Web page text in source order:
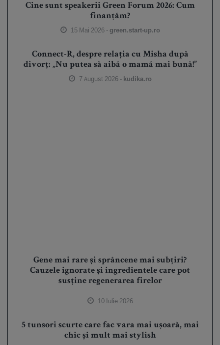
Cine sunt speakerii Green Forum 2026: Cum
finanțăm?
15 Mai 2026 - green.start-up.ro
Connect-R, despre relația cu Misha după
divorț: „Nu putea să aibă o mamă mai bună!”
7 August 2026 - kudika.ro
Gene mai rare și sprâncene mai subțiri?
Cauzele ignorate și ingredientele care pot
susține regenerarea firelor
10 Iulie 2026
5 tunsori scurte care fac vara mai ușoară, mai
chic și mult mai stylish